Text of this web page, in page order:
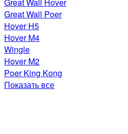
Great Wall Poer
Hover H5
Hover M4
Wingle
Hover M2
Poer King Kong
Показать все